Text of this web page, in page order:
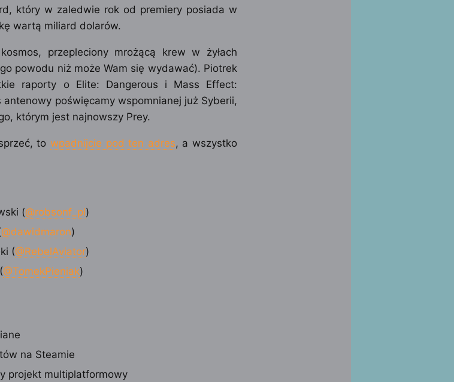
który w zaledwie rok od premiery posiada w
wartą miliard dolarów.
przepleciony mrożącą krew w żyłach
powodu niż może Wam się wydawać). Piotrek
raporty o Elite: Dangerous i Mass Effect:
poświęcamy wspomnianej już Syberii,
którym jest najnowszy Prey.
to wpadnijcie pod ten adres, a wszystko
(@robsonf_pl)
@dawidmaron)
(@RebelAviator)
@TomekPieniak)
na Steamie
projekt multiplatformowy